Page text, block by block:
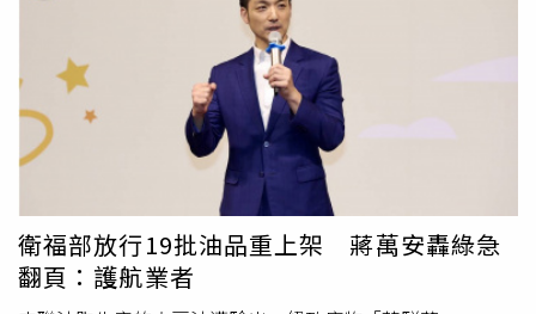
列管之戴奧辛固定排放源。但環境部已啟動環境介質採樣調
查工作，包括：鄰近養羊處地面土壤、飼養羊隻用地下水、
以及現場環境空氣等，採集樣本進行戴奧辛檢驗，預計下週
完成空氣、土壤與地下水檢驗，儘速釐清可能的戴奧辛來
源。依目前跨部會及雲林縣政府合作追查結果，本案問題羊
肉並未流入市面，嘉南羊乳因有使用到雲農牧場羊乳，並已
由衛福部預防性下架4公噸，相關風險已獲即時管控。衛福
部、農業部、環境部及雲林縣政府已啟動中央地方聯合調
查，由食藥署負責食品檢驗及流向確認、農業部追查羊隻飼
養及飼料來源並依法移送檢調單位，以及環境部進行環境介
戴奧辛類多氯聯苯含量總和檢出值為6.1 pg/g fat （羊肉限
值為4.0 pg/g fat），顯示戴奧辛與戴奧辛類多氯聯苯含量
超出「食品含戴奧辛及多氯聯苯處理規範」所定限值。食藥
署說明，7月23日通知檢體初驗結果檢出戴奧辛超標後，農
業部於當日通知雲林縣政府進行移動管制，並會同食藥署、
雲林縣政府及畜產試驗所、農業藥物試驗所前往雲農畜牧場
進行訪談及相關採樣。計採檢雲農畜牧場飼料樣品11件、草
料3件及生羊乳1件。農業部現場查核過程發現，該超標屠體
雖以「雲農畜牧場」名義屠宰，實際飼養者為李某，因此也
到李某住處採檢飼料樣品1件、草料樣品1件。經初步訪查，
衛福部放行19批油品重上架 蔣萬安轟綠急
翻頁：護航業者